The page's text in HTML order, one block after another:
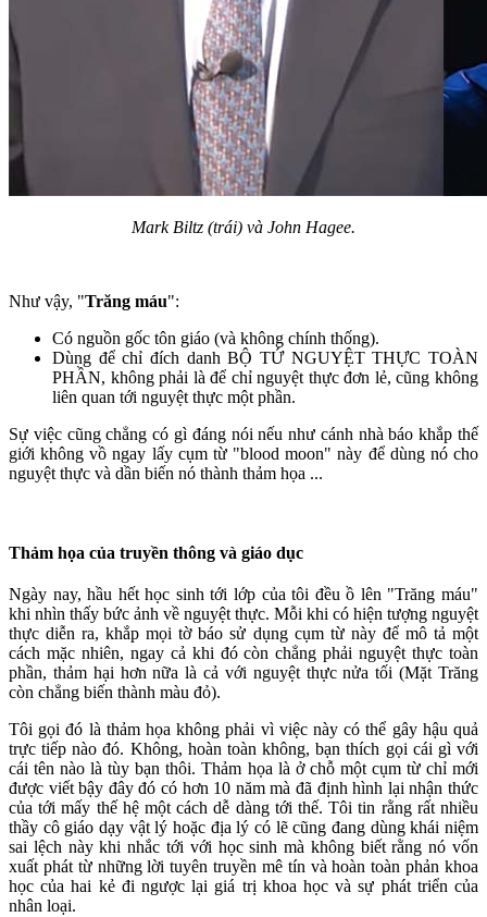
Mark Biltz (trái) và John Hagee.
Như vậy, "Trăng máu":
Có nguồn gốc tôn giáo (và không chính thống).
Dùng để chỉ đích danh BỘ TỨ NGUYỆT THỰC TOÀN
PHẦN, không phải là để chỉ nguyệt thực đơn lẻ, cũng không
liên quan tới nguyệt thực một phần.
Sự việc cũng chẳng có gì đáng nói nếu như cánh nhà báo khắp thế
giới không vồ ngay lấy cụm từ "blood moon" này để dùng nó cho
nguyệt thực và dần biến nó thành thảm họa ...
Thảm họa của truyền thông và giáo dục
Ngày nay, hầu hết học sinh tới lớp của tôi đều ồ lên "Trăng máu"
khi nhìn thấy bức ảnh về nguyệt thực. Mỗi khi có hiện tượng nguyệt
thực diễn ra, khắp mọi tờ báo sử dụng cụm từ này để mô tả một
cách mặc nhiên, ngay cả khi đó còn chẳng phải nguyệt thực toàn
phần, thảm hại hơn nữa là cả với nguyệt thực nửa tối (Mặt Trăng
còn chẳng biến thành màu đỏ).
Tôi gọi đó là thảm họa không phải vì việc này có thể gây hậu quả
trực tiếp nào đó. Không, hoàn toàn không, bạn thích gọi cái gì với
cái tên nào là tùy bạn thôi. Thảm họa là ở chỗ một cụm từ chỉ mới
được viết bậy đây đó có hơn 10 năm mà đã định hình lại nhận thức
của tới mấy thế hệ một cách dễ dàng tới thế. Tôi tin rằng rất nhiều
thầy cô giáo dạy vật lý hoặc địa lý có lẽ cũng đang dùng khái niệm
sai lệch này khi nhắc tới với học sinh mà không biết rằng nó vốn
xuất phát từ những lời tuyên truyền mê tín và hoàn toàn phản khoa
học của hai kẻ đi ngược lại giá trị khoa học và sự phát triển của
nhân loại.